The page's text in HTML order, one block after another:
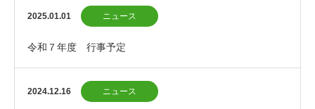
2025.01.01 ニュース
令和７年度 行事予定
2024.12.16 ニュース